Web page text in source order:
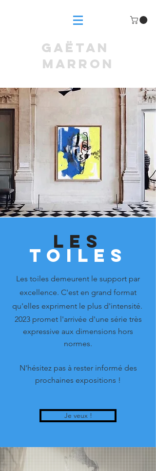
GAËTAN
MARRON
Les
toiles
Les toiles demeurent le support par
excellence. C'est en grand format
qu'elles expriment le plus d'intensité.
2023 promet l'arrivée d'une série très
expressive aux dimensions hors
normes.
N'hésitez pas à rester informé des
prochaines expositions !
Je veux !